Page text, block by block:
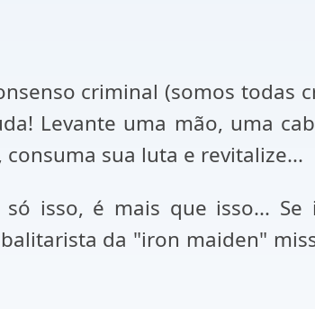
criminal (somos todas
Levante uma mão, uma
sua luta e revitalize...
isso, é mais que isso... Se
da "iron maiden"